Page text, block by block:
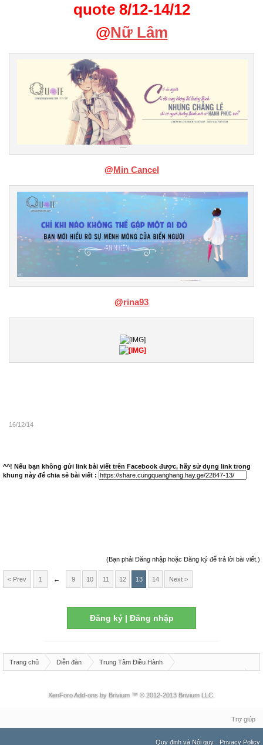
quote 8/12-14/12
@Nữ Lâm
@Min Cancel
@rina93
16/12/14
^^! Nếu bạn không gửi link bài viết trên Facebook được, hãy sử dụng link trong
khung này để chia sẻ bài viết :
(Bạn phải Đăng nhập hoặc Đăng ký để trả lời bài viết.)
< Prev 1 ← 9 10 11 12 13 14 Next >
Đăng ký | Đăng nhập
Trang chủ Diễn đàn
Trung Tâm Điều Hành
Chuyện Trò Linh Tinh
XenForo Add-ons by Brivium ™ © 2012-2013 Brivium LLC.
Trợ giúp
Quy định và Nội quy Privacy Policy